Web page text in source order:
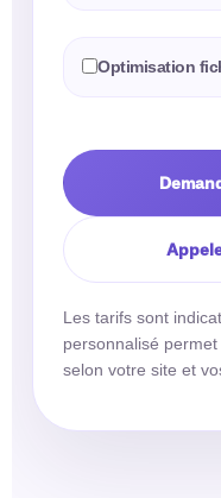
Optimisation
Les tarifs sont
personnalisé
selon votre site et